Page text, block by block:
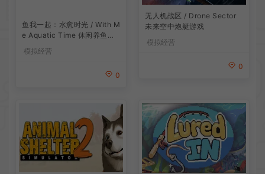
鱼我一起：水愈时光 / With M
e Aquatic Time 休闲养鱼游
模拟经营
0
无人机战区 / Drone Sector
未来空中炮艇游戏
模拟经营
0